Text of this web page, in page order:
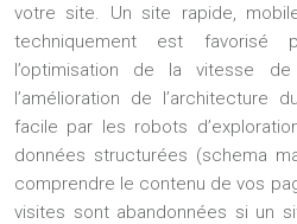
votre site. Un site rapide,
techniquement est favorisé
l’optimisation de la vitesse
l’amélioration de l’architecture
facile par les robots
données structurées (schema
comprendre le contenu de vos
visites sont abandonnées si un